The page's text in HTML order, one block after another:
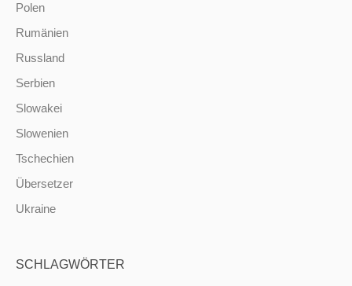
Polen
Rumänien
Russland
Serbien
Slowakei
Slowenien
Tschechien
Übersetzer
Ukraine
SCHLAGWÖRTER